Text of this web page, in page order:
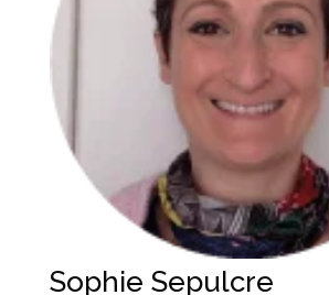
Sophie Sepulcre